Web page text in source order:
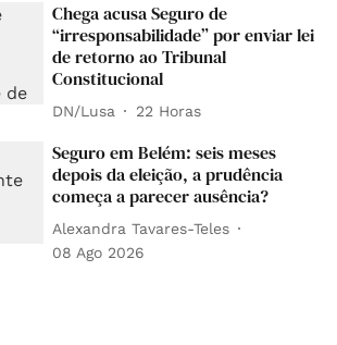
Chega acusa Seguro de
“irresponsabilidade” por enviar lei
de retorno ao Tribunal
Constitucional
DN/Lusa 22 Horas
Seguro em Belém: seis meses
depois da eleição, a prudência
começa a parecer ausência?
Alexandra Tavares-Teles
08 Ago 2026